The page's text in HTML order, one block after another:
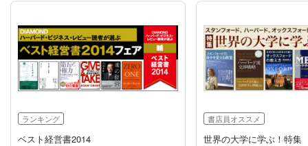
ランキング
ベスト経営書2014
書店員オススメ
世界の大学に学ぶ！特集